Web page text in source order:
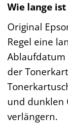
Wie lange
Original
Regel eine
Ablaufdatum
der
und dunklen
verlängern.